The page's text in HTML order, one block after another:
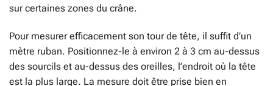
sur certaines zones du crâne.
Pour mesurer efficacement son tour de tête, il suffit d’un
mètre ruban. Positionnez-le à environ 2 à 3 cm au-dessus
des sourcils et au-dessus des oreilles, l’endroit où la tête
est la plus large. La mesure doit être prise bien en